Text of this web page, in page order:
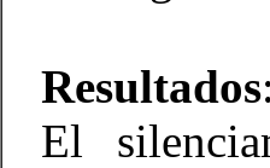
Resultados:
El